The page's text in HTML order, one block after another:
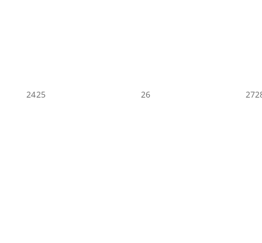
2425 26 27